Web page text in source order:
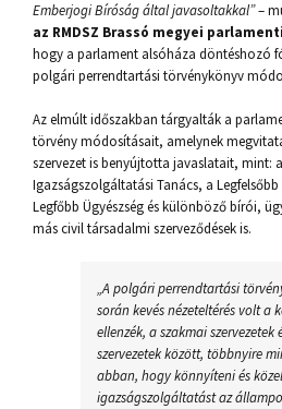
Emberjogi Bíróság által javasoltakkal”–
az RMDSZ Brassó megyei
hogy a parlament alsóháza döntéshozó
polgári perrendtartási törvénykönyv
Az elmúlt időszakban tárgyalták a
törvény módosításait, amelynek
szervezet is benyújtotta javaslatait, mint:
Igazságszolgáltatási Tanács, a
Legfőbb Ügyészség és különböző bírói,
más civil társadalmi szerveződések is.
„A polgári perrendtartási
során kevés nézeteltérés volt a
ellenzék, a szakmai szervezetek
szervezetek között, többnyire
abban, hogy könnyíteni és
igazságszolgáltatást az